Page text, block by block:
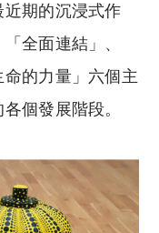
期的沉浸式作
全面連結」、
命的力量」六個主
個發展階段。